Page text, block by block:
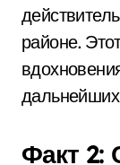
районе.
дальнейших
Факт 2: